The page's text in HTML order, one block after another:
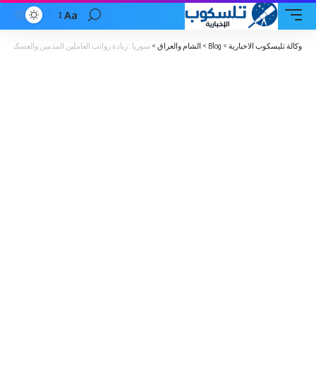
Font
Resizer
Aa
وكالة تليسكوب الاخبارية >
Blog
> الشام والعراق > سوريا : زيادة رواتب العاملين المدنيين والعسكريين